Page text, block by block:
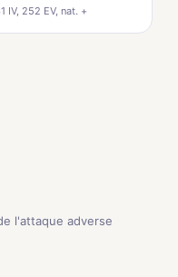
IV, 252 EV, nat. +
l'attaque adverse